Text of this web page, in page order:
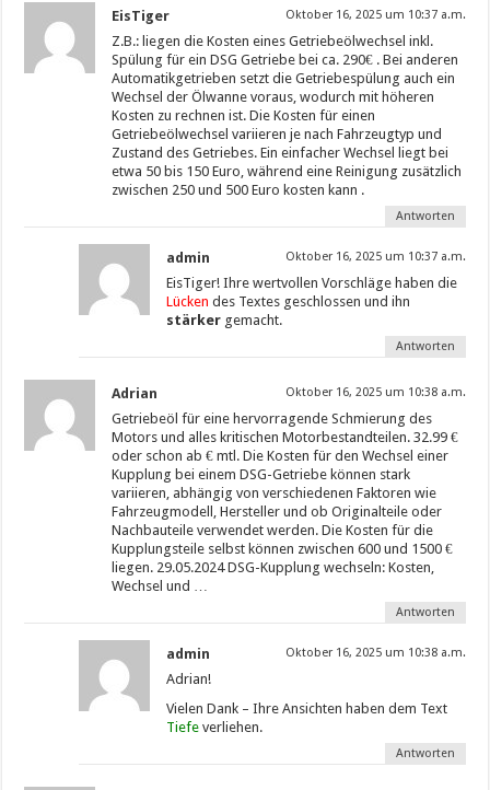
EisTiger Oktober 16, 2025 um 10:37 a.m.
Z.B.: liegen die Kosten eines Getriebeölwechsel inkl.
Spülung für ein DSG Getriebe bei ca. 290€ . Bei anderen
Automatikgetrieben setzt die Getriebespülung auch ein
Wechsel der Ölwanne voraus, wodurch mit höheren
Kosten zu rechnen ist. Die Kosten für einen
Getriebeölwechsel variieren je nach Fahrzeugtyp und
Zustand des Getriebes. Ein einfacher Wechsel liegt bei
etwa 50 bis 150 Euro, während eine Reinigung zusätzlich
zwischen 250 und 500 Euro kosten kann .
Antworten
admin Oktober 16, 2025 um 10:37 a.m.
EisTiger! Ihre wertvollen Vorschläge haben die
Lücken des Textes geschlossen und ihn
stärker gemacht.
Antworten
Adrian Oktober 16, 2025 um 10:38 a.m.
Getriebeöl für eine hervorragende Schmierung des
Motors und alles kritischen Motorbestandteilen. 32.99 €
oder schon ab € mtl. Die Kosten für den Wechsel einer
Kupplung bei einem DSG-Getriebe können stark
variieren, abhängig von verschiedenen Faktoren wie
Fahrzeugmodell, Hersteller und ob Originalteile oder
Nachbauteile verwendet werden. Die Kosten für die
Kupplungsteile selbst können zwischen 600 und 1500 €
liegen. 29.05.2024 DSG-Kupplung wechseln: Kosten,
Wechsel und …
Antworten
admin Oktober 16, 2025 um 10:38 a.m.
Adrian!
Vielen Dank – Ihre Ansichten haben dem Text
Tiefe verliehen.
Antworten